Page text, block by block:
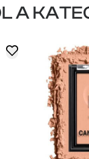
A